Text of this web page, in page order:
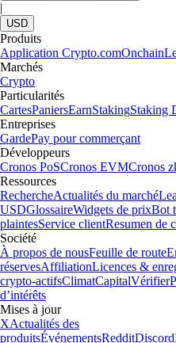
|
USD
Produits
Application Crypto.comOnchain
Marchés
Crypto
Particularités
CartesPaniersEarnStakingStaking
Entreprises
GardePay pour commerçant
Développeurs
Cronos PoSCronos EVMCronos
Ressources
RechercheActualités du marché
USDGlossaireWidgets de prixBot
plaintesService clientResumen de
Société
À propos de nousFeuille de route
réservesAffiliationLicences &
crypto-actifsClimatCapitalVérifier
d’intérêts
Mises à jour
XActualités des
produitsÉvénementsRedditDiscord